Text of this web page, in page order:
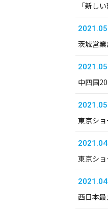
「新し
茨城営
中四国
東京シ
東京シ
西日本